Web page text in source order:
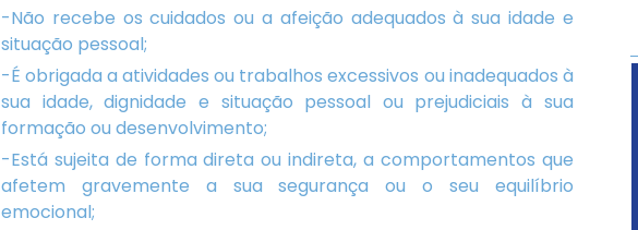
-Não recebe os cuidados ou a afeição adequados à sua idade e
situação pessoal;
-É obrigada a atividades ou trabalhos excessivos ou inadequados à
sua idade, dignidade e situação pessoal ou prejudiciais à sua
formação ou desenvolvimento;
-Está sujeita de forma direta ou indireta, a comportamentos que
afetem gravemente a sua segurança ou o seu equilíbrio
emocional;